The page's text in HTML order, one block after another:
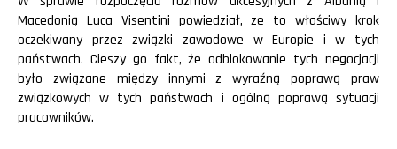
Macedonią Luca Visentini powiedział, ze to właściwy krok
oczekiwany przez związki zawodowe w Europie i w tych
państwach. Cieszy go fakt, że odblokowanie tych negocjacji
było związane między innymi z wyraźną poprawą praw
związkowych w tych państwach i ogólną poprawą sytuacji
pracowników.